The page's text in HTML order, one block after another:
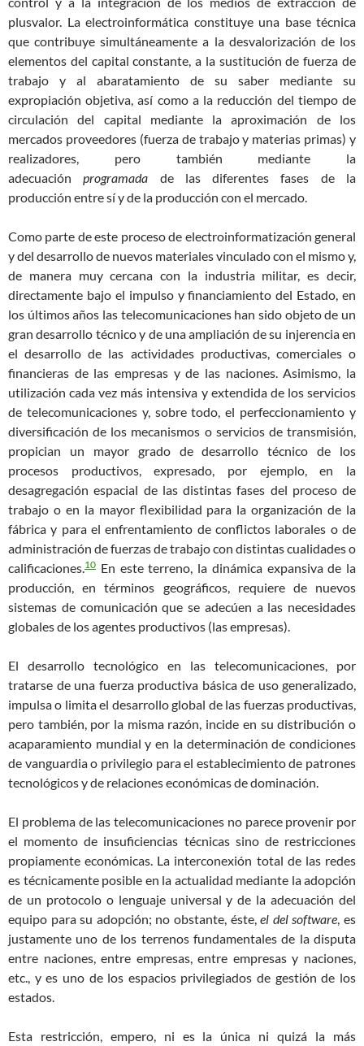
plusvalor. La electroinformática constituye una base técnica
que contribuye simultáneamente a la desvalorización de los
elementos del capital constante, a la sustitución de fuerza de
trabajo y al abaratamiento de su saber mediante su
expropiación objetiva, así como a la reducción del tiempo de
circulación del capital mediante la aproximación de los
mercados proveedores (fuerza de trabajo y materias primas) y
realizadores, pero también mediante la
adecuación programada de las diferentes fases de la
producción entre sí y de la producción con el mercado.
Como parte de este proceso de electroinformatización general
y del desarrollo de nuevos materiales vinculado con el mismo y,
de manera muy cercana con la industria militar, es decir,
directamente bajo el impulso y financiamiento del Estado, en
los últimos años las telecomunicaciones han sido objeto de un
gran desarrollo técnico y de una ampliación de su injerencia en
el desarrollo de las actividades productivas, comerciales o
financieras de las empresas y de las naciones. Asimismo, la
utilización cada vez más intensiva y extendida de los servicios
de telecomunicaciones y, sobre todo, el perfeccionamiento y
diversificación de los mecanismos o servicios de transmisión,
propician un mayor grado de desarrollo técnico de los
procesos productivos, expresado, por ejemplo, en la
desagregación espacial de las distintas fases del proceso de
trabajo o en la mayor flexibilidad para la organización de la
fábrica y para el enfrentamiento de conflictos laborales o de
administración de fuerzas de trabajo con distintas cualidades o
calificaciones.10 En este terreno, la dinámica expansiva de la
producción, en términos geográficos, requiere de nuevos
sistemas de comunicación que se adecúen a las necesidades
globales de los agentes productivos (las empresas).
El desarrollo tecnológico en las telecomunicaciones, por
tratarse de una fuerza productiva básica de uso generalizado,
impulsa o limita el desarrollo global de las fuerzas productivas,
pero también, por la misma razón, incide en su distribución o
acaparamiento mundial y en la determinación de condiciones
de vanguardia o privilegio para el establecimiento de patrones
tecnológicos y de relaciones económicas de dominación.
El problema de las telecomunicaciones no parece provenir por
el momento de insuficiencias técnicas sino de restricciones
propiamente económicas. La interconexión total de las redes
es técnicamente posible en la actualidad mediante la adopción
de un protocolo o lenguaje universal y de la adecuación del
equipo para su adopción; no obstante, éste,el del software, es
justamente uno de los terrenos fundamentales de la disputa
entre naciones, entre empresas, entre empresas y naciones,
etc., y es uno de los espacios privilegiados de gestión de los
estados.
Esta restricción, empero, ni es la única ni quizá la más